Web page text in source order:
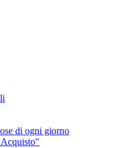
di ogni giorno